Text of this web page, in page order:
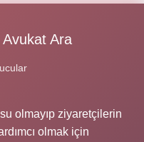
Ara
olmayıp ziyaretçilerin
olmak için